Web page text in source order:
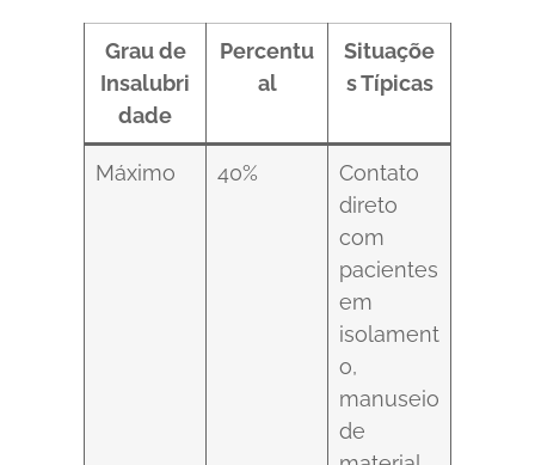
Grau de
Insalubri
dade
Percentu
al
Situaçõe
s Típicas
Máximo 40%
Contato
direto
com
pacientes
em
isolament
o,
manuseio
de